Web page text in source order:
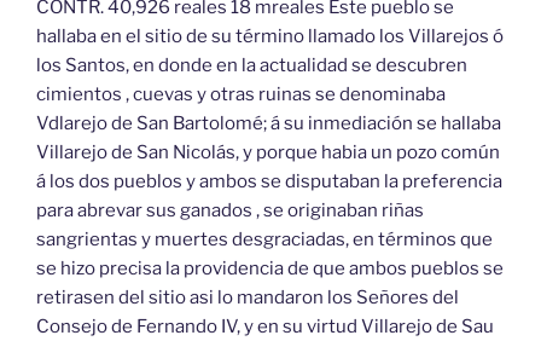
CONTR. 40,926 reales 18 mreales Este pueblo se
hallaba en el sitio de su término llamado los Villarejos ó
los Santos, en donde en la actualidad se descubren
cimientos , cuevas y otras ruinas se denominaba
Vdlarejo de San Bartolomé; á su inmediación se hallaba
Villarejo de San Nicolás, y porque habia un pozo común
á los dos pueblos y ambos se disputaban la preferencia
para abrevar sus ganados , se originaban riñas
sangrientas y muertes desgraciadas, en términos que
se hizo precisa la providencia de que ambos pueblos se
retirasen del sitio asi lo mandaron los Señores del
Consejo de Fernando IV, y en su virtud Villarejo de Sau